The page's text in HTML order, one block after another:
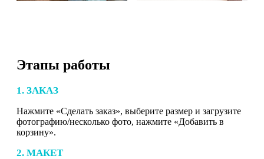
Этапы работы
1. ЗАКАЗ
Нажмите «Сделать заказ», выберите размер и загрузите
фотографию/несколько фото, нажмите «Добавить в
корзину».
2. МАКЕТ